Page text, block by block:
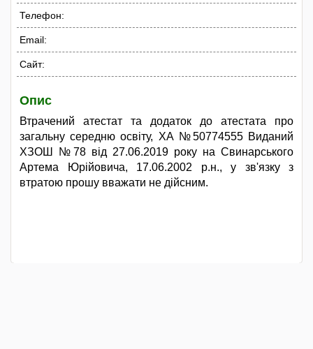
Телефон:
Email:
Сайт:
Опис
Втрачений атестат та додаток до атестата про
загальну середню освіту, ХА №50774555 Виданий
ХЗОШ №78 від 27.06.2019 року на Свинарського
Артема Юрійовича, 17.06.2002 р.н., у зв'язку з
втратою прошу вважати не дійсним.